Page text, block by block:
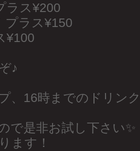
ラス¥200
プラス¥150
¥100
♪
、16時までのドリン
で是非お試し下さい✨
ます！